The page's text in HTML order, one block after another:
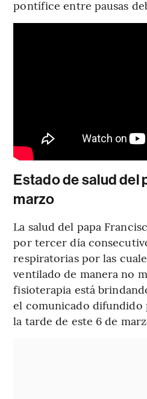
pontífice entre pausas
Estado de salud del
marzo
La salud del papa
por tercer día
respiratorias por las
ventilado de manera no
fisioterapia está
el comunicado difundido
la tarde de este 6 de